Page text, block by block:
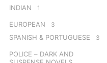
INDIAN 1
EUROPEAN 3
SPANISH & PORTUGUESE 3
POLICE – DARK AND